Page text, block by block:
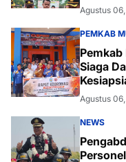
Agustus
PEMKAB
Siaga
Agustus
NEWS